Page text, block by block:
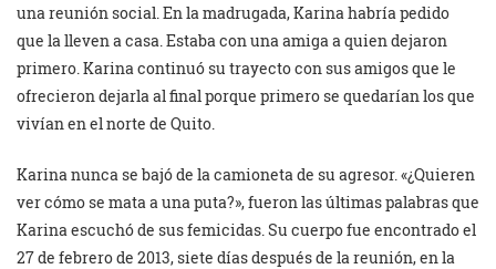
una reunión social. En la madrugada, Karina habría pedido
que la lleven a casa. Estaba con una amiga a quien dejaron
primero. Karina continuó su trayecto con sus amigos que le
ofrecieron dejarla al final porque primero se quedarían los que
vivían en el norte de Quito.
Karina nunca se bajó de la camioneta de su agresor. «¿Quieren
ver cómo se mata a una puta?», fueron las últimas palabras que
Karina escuchó de sus femicidas. Su cuerpo fue encontrado el
27 de febrero de 2013, siete días después de la reunión, en la